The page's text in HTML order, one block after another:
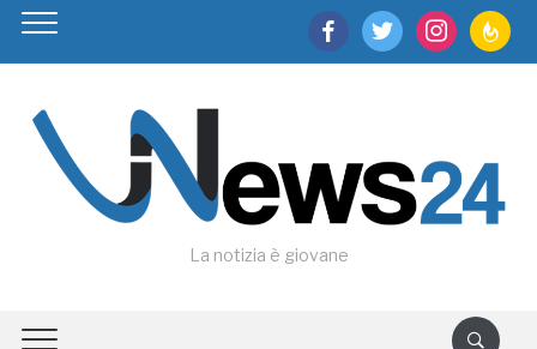
facebooktwitter instagram
La notizia è giovane